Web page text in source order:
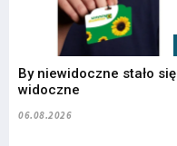
By niewidoczne stało się
widoczne
06.08.2026